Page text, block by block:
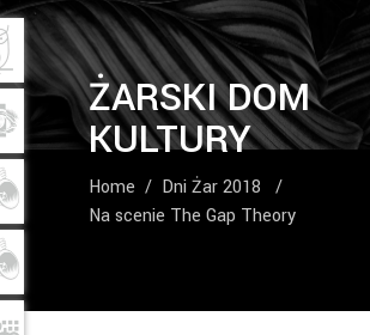
ŻARSKI DOM
KULTURY
Home / Dni Żar 2018
/
Na scenie The Gap Theory